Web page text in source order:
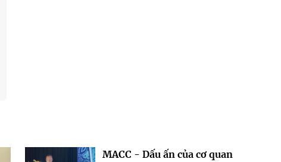
MACC - Dấu ấn của cơ quan